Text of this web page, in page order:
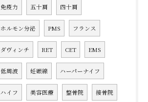
免疫力 五十肩 四十肩
ホルモン分泌 PMS フランス
ダヴィンチ RET CET EMS
低周波 妊娠線 ハーパーナイフ
ハイフ 美容医療 整骨院 接骨院